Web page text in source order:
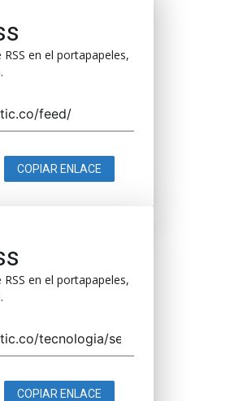
en el portapapeles,
COPIAR ENLACE
en el portapapeles,
COPIAR ENLACE